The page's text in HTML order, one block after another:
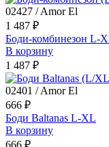
02427 / Amor El
1 487 ₽
Боди-комбинезон L-
В корзину
1 487 ₽
02401 / Amor El
666 ₽
Боди Baltanas L-XL
В корзину
666 ₽